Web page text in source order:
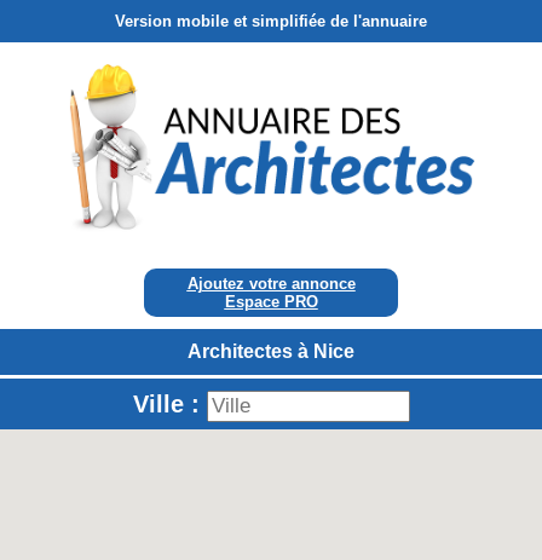
Version mobile et simplifiée de l'annuaire
Ajoutez votre annonce
Espace PRO
Architectes à Nice
Ville :